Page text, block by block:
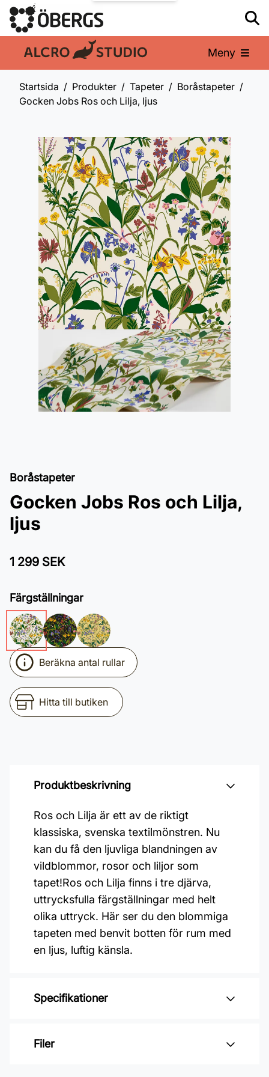
En del av: Meny
Startsida Produkter Tapeter
Boråstapeter
Gocken Jobs Ros och Lilja, ljus
Boråstapeter
Gocken Jobs Ros och Lilja,
ljus
1 299 SEK
Färgställningar
Beräkna antal rullar
Hitta till butiken
Produktbeskrivning
Ros och Lilja är ett av de riktigt
klassiska, svenska textilmönstren. Nu
kan du få den ljuvliga blandningen av
vildblommor, rosor och liljor som
tapet!Ros och Lilja finns i tre djärva,
uttrycksfulla färgställningar med helt
olika uttryck. Här ser du den blommiga
tapeten med benvit botten för rum med
en ljus, luftig känsla.
Specifikationer
Varumärke: Boråstapeter
Filer